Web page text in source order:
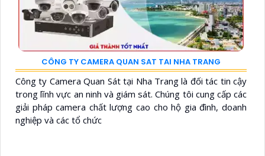
CÔNG TY CAMERA QUAN SAT TAI NHA TRANG
Công ty Camera Quan Sát tại Nha Trang là đối tác tin cậy
trong lĩnh vực an ninh và giám sát. Chúng tôi cung cấp các
giải pháp camera chất lượng cao cho hộ gia đình, doanh
nghiệp và các tổ chức